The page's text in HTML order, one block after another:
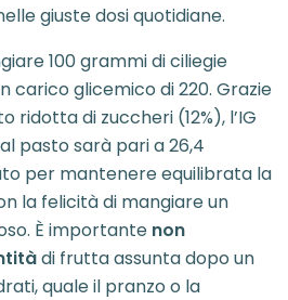
giuste dosi quotidiane.
100 grammi di ciliegie
carico glicemico di 220. Grazie
di zuccheri (12%), l’IG
pasto sarà pari a 26,4
per mantenere equilibrata la
la felicità di mangiare un
È importante non
di frutta assunta dopo un
quale il pranzo o la